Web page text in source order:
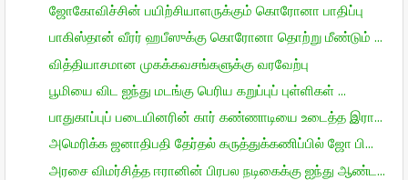
ஜோகோவிச்சின் பயிற்சியாளருக்கும் கொரோனா பாதிப்பு
பாகிஸ்தான் வீரர் ஹபீஸுக்கு கொரோனா தொற்று மீண்டும் ...
வித்தியாசமான முகக்கவசங்களுக்கு வரவேற்பு
பூமியை விட ஐந்து மடங்கு பெரிய கறுப்புப் புள்ளிகள் ...
பாதுகாப்புப் படையினரின் கார் கண்ணாடியை உடைத்த இரா...
அமெரிக்க ஜனாதிபதி தேர்தல் கருத்துக்கணிப்பில் ஜோ பி...
அரசை விமர்சித்த ஈரானின் பிரபல நடிகைக்கு ஐந்து ஆண்ட...